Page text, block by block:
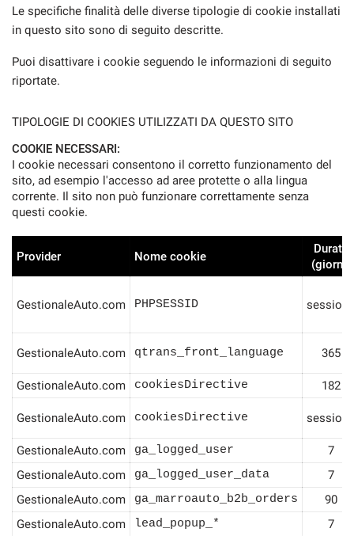
Le specifiche finalità delle diverse tipologie di cookie installati
in questo sito sono di seguito descritte.
Puoi disattivare i cookie seguendo le informazioni di seguito
riportate.
TIPOLOGIE DI COOKIES UTILIZZATI DA QUESTO SITO
COOKIE NECESSARI:
I cookie necessari consentono il corretto funzionamento del
sito, ad esempio l'accesso ad aree protette o alla lingua
corrente. Il sito non può funzionare correttamente senza
questi cookie.
Provider Nome cookie
Durata
(giorni)
GestionaleAuto.com PHPSESSID sessione
GestionaleAuto.com qtrans_front_language 365
GestionaleAuto.com cookiesDirective 182
GestionaleAuto.com cookiesDirective sessione
GestionaleAuto.com ga_logged_user
7
GestionaleAuto.com
ga_logged_user_data
7
GestionaleAuto.com
ga_marroauto_b2b_orders
90
GestionaleAuto.com
lead_popup_*
7